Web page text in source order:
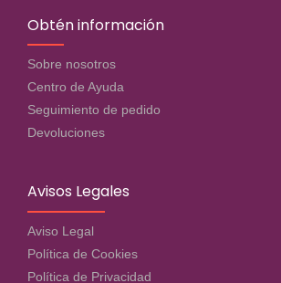
Obtén información
Sobre nosotros
Centro de Ayuda
Seguimiento de pedido
Devoluciones
Avisos Legales
Aviso Legal
Política de Cookies
Política de Privacidad